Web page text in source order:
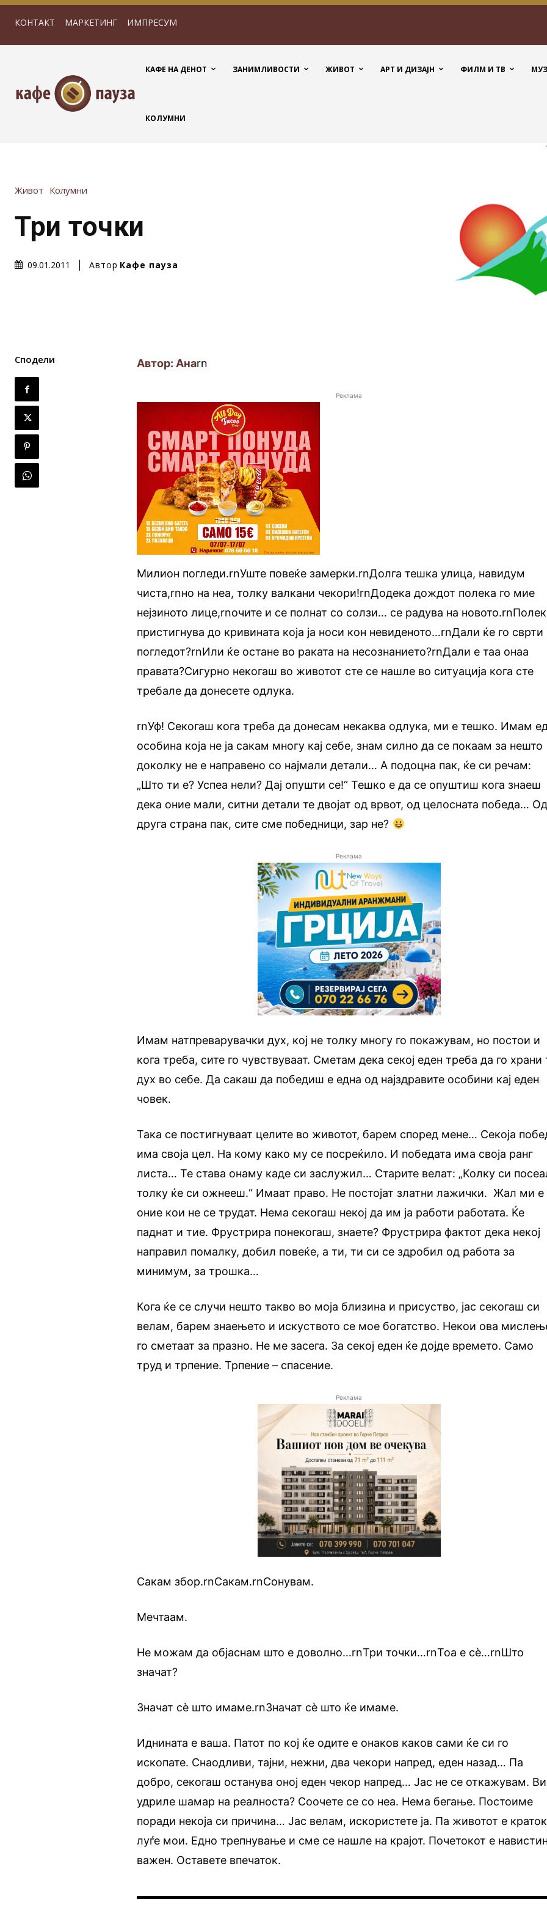
КОНТАКТ МАРКЕТИНГ ИМПРЕСУМ
КАФЕ НА ДЕНОТ ЗАНИМЛИВОСТИ ЖИВОТ АРТ И ДИЗАЈН ФИЛМ И ТВ
КОЛУМНИ
Живот Колумни
Три точки
09.01.2011 Автор Кафе пауза
Сподели Автор: Анаrn
Реклама
Милион погледи.rnУште повеќе замерки.rnДолга тешка улица, навидум
чиста,rnно на неа, толку валкани чекори!rnДодека дождот полека го мие
нејзиното лице,rnочите и се полнат со солзи… се радува на
пристигнува до кривината која ја носи кон невиденото…rnДали ќе го сврти
погледот?rnИли ќе остане во раката на несознанието?rnДали е таа онаа
правата?Сигурно некогаш во животот сте се нашле во ситуација кога сте
требале да донесете одлука.
rnУф! Секогаш кога треба да донесам некаква одлука, ми е тешко. Имам
особина која не ја сакам многу кај себе, знам силно да се покаам за нешто
доколку не е направено со најмали детали… А подоцна пак, ќе си речам:
„Што ти е? Успеа нели? Дај опушти се!“ Тешко е да се опуштиш кога знаеш
дека оние мали, ситни детали те двојат од врвот, од целосната победа…
друга страна пак, сите сме победници, зар не?
Реклама
Имам натпреварувачки дух, кој не толку многу го покажувам, но постои и
кога треба, сите го чувствуваат. Сметам дека секој еден треба да го храни
дух во себе. Да сакаш да победиш е една од најздравите особини кај еден
човек.
Така се постигнуваат целите во животот, барем според мене… Секоја
има своја цел. На кому како му се посреќило. И победата има своја ранг
листа… Те става онаму каде си заслужил… Старите велат: „Колку си
толку ќе си ожнееш.“ Имаат право. Не постојат златни лажички. Жал ми е
оние кои не се трудат. Нема секогаш некој да им ја работи работата. Ќе
паднат и тие. Фрустрира понекогаш, знаете? Фрустрира фактот дека некој
направил помалку, добил повеќе, а ти, ти си се здробил од работа за
минимум, за трошка…
Кога ќе се случи нешто такво во моја близина и присуство, јас секогаш си
велам, барем знаењето и искуството се мое богатство. Некои ова
го сметаат за празно. Не ме засега. За секој еден ќе дојде времето. Само
труд и трпение. Трпение – спасение.
Реклама
Сакам збор.rnСакам.rnСонувам.
Мечтаам.
Не можам да објаснам што е доволно…rnТри точки…rnТоа е сè…rnШто
значат?
Значат сè што имаме.rnЗначат сè што ќе имаме.
Иднината е ваша. Патот по кој ќе одите е онаков каков сами ќе си го
ископате. Снаодливи, тајни, нежни, два чекори напред, еден назад… Па
добро, секогаш останува оној еден чекор напред… Јас не се откажувам. Ви
удриле шамар на реалноста? Соочете се со неа. Нема бегање. Постоиме
поради некоја си причина… Јас велам, искористете ја. Па животот е
луѓе мои. Едно трепнување и сме се нашле на крајот. Почетокот е
важен. Оставете впечаток.